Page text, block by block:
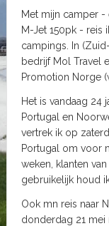
Met mijn camper
M-Jet 150pk - reis
campings. In
bedrijf Mol Travel
Promotion Norge
Het is vandaag 24
Portugal en
vertrek ik op
Portugal om voor
weken, klanten
gebruikelijk houd
Ook mn reis naar
donderdag 21 mei